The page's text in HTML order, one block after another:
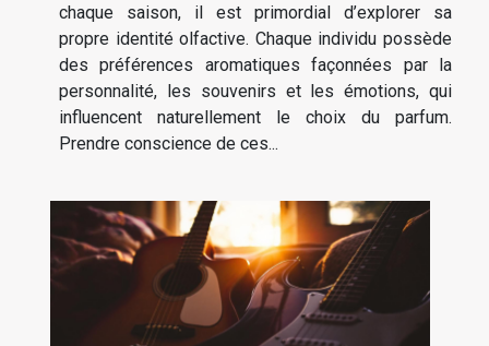
chaque saison, il est primordial d’explorer sa
propre identité olfactive. Chaque individu possède
des préférences aromatiques façonnées par la
personnalité, les souvenirs et les émotions, qui
influencent naturellement le choix du parfum.
Prendre conscience de ces...